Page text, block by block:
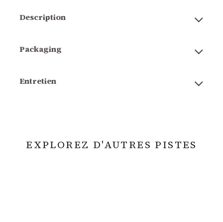
Description
Packaging
Entretien
EXPLOREZ D'AUTRES PISTES